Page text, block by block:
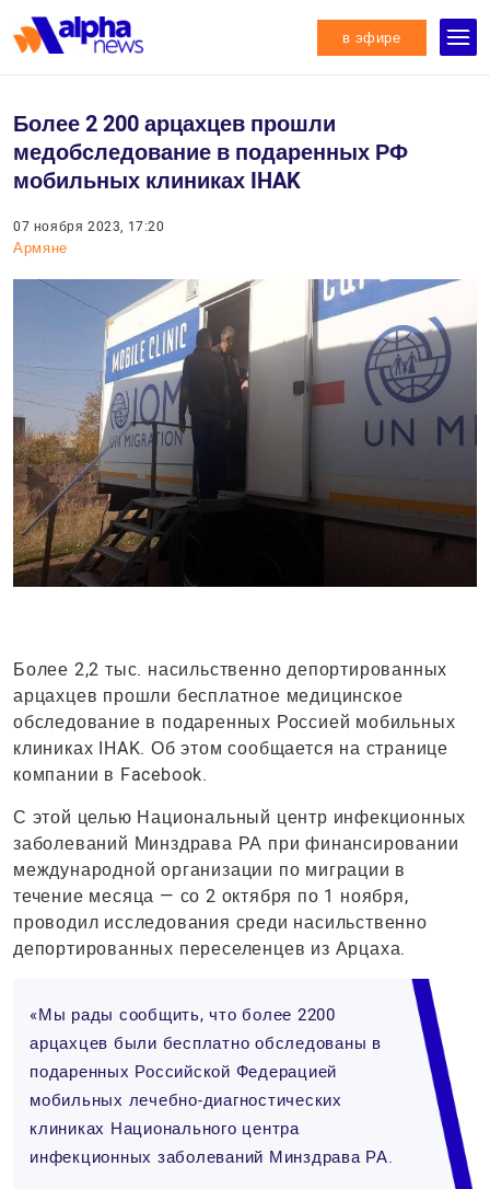
в эфире
Более 2 200 арцахцев прошли
медобследование в подаренных РФ
мобильных клиниках IHAK
07 ноября 2023, 17:20
Армяне
Более 2,2 тыс. насильственно депортированных
арцахцев прошли бесплатное медицинское
обследование в подаренных Россией мобильных
клиниках IHAK. Об этом сообщается на странице
компании в Facebook.
С этой целью Национальный центр инфекционных
заболеваний Минздрава РА при финансировании
международной организации по миграции в
течение месяца — со 2 октября по 1 ноября,
проводил исследования среди насильственно
депортированных переселенцев из Арцаха.
«Мы рады сообщить, что более 2200
арцахцев были бесплатно обследованы в
подаренных Российской Федерацией
мобильных лечебно-диагностических
клиниках Национального центра
инфекционных заболеваний Минздрава РА.